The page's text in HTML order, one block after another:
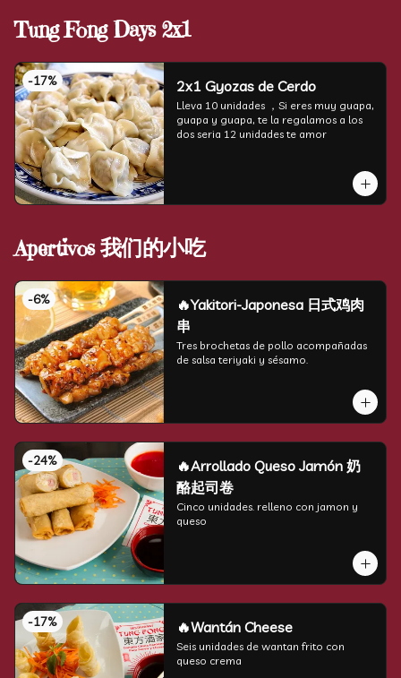
Tung Fong Days 2x1
-17% 2x1 Gyozas de Cerdo
Lleva 10 unidades ，Si eres muy guapa,
guapa y guapa, te la regalamos a los
dos seria 12 unidades te amor
Apertivos 我们的小吃
-6%
🔥Yakitori-Japonesa 日式鸡肉
串
Tres brochetas de pollo acompañadas
de salsa teriyaki y sésamo.
-24%
🔥Arrollado Queso Jamón 奶
酪起司卷
Cinco unidades. relleno con jamon y
queso
-17% 🔥Wantán Cheese
Seis unidades de wantan frito con
queso crema